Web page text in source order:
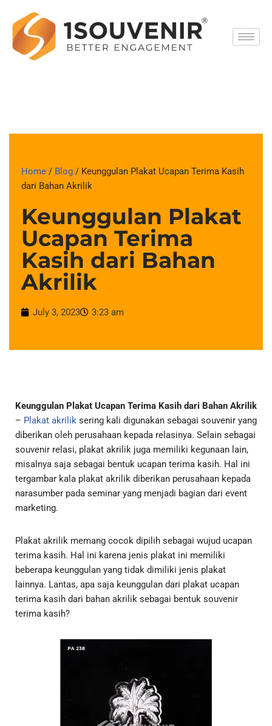
Skip
to
content
Home / Blog / Keunggulan Plakat Ucapan Terima Kasih
dari Bahan Akrilik
Keunggulan Plakat
Ucapan Terima
Kasih dari Bahan
Akrilik
July 3, 2023 3:23 am
Keunggulan Plakat Ucapan Terima Kasih dari Bahan Akrilik
– Plakat akrilik sering kali digunakan sebagai souvenir yang
diberikan oleh perusahaan kepada relasinya. Selain sebagai
souvenir relasi, plakat akrilik juga memiliki kegunaan lain,
misalnya saja sebagai bentuk ucapan terima kasih. Hal ini
tergambar kala plakat akrilik diberikan perusahaan kepada
narasumber pada seminar yang menjadi bagian dari event
marketing.
Plakat akrilik memang cocok dipilih sebagai wujud ucapan
terima kasih. Hal ini karena jenis plakat ini memiliki
beberapa keunggulan yang tidak dimiliki jenis plakat
lainnya. Lantas, apa saja keunggulan dari plakat ucapan
terima kasih dari bahan akrilik sebagai bentuk souvenir
terima kasih?